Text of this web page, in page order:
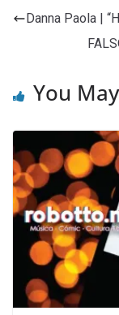
Danna Paola |
You